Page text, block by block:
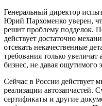
Генеральный директор
Юрий Пархоменко уверен,
решит проблему подделок.
действует достаточно
отсекать некачественные
требования только
бизнес, не давая ощутимого
Сейчас в России действует
реализации автозапчастей.
сертификаты и другие